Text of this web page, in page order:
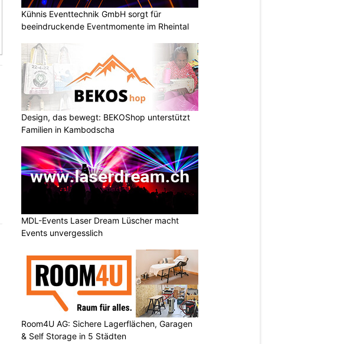
Kühnis Eventtechnik GmbH sorgt für
beeindruckende Eventmomente im Rheintal
Design, das bewegt: BEKOShop unterstützt
Familien in Kambodscha
MDL-Events Laser Dream Lüscher macht
Events unvergesslich
Room4U AG: Sichere Lagerflächen, Garagen
& Self Storage in 5 Städten